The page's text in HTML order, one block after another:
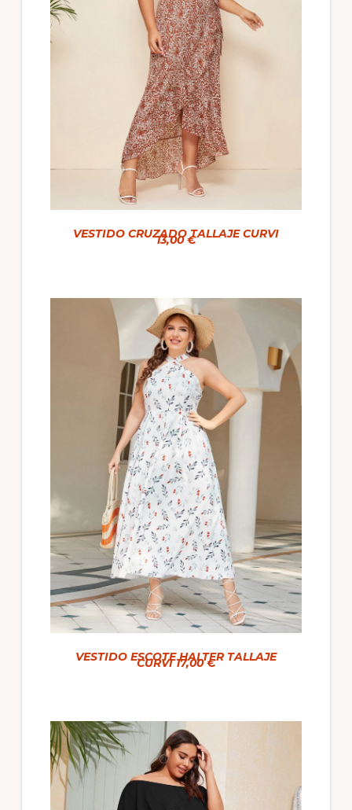
VESTIDO CRUZADO TALLAJE CURVI
13,00 €
VESTIDO ESCOTE HALTER TALLAJE
CURVI 17,00 €